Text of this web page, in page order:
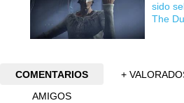
sido
The
COMENTARIOS
+
AMIGOS